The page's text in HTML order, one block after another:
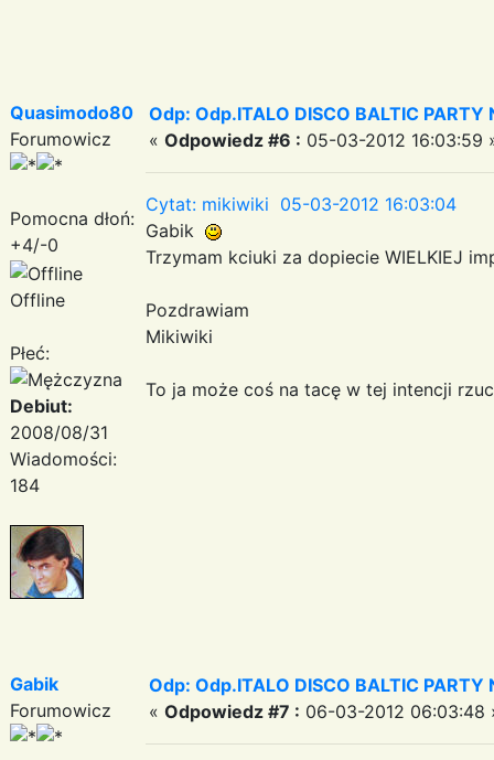
Quasimodo80
Forumowicz
Pomocna dłoń:
+4/-0
Offline
Płeć:
Debiut:
2008/08/31
Wiadomości:
184
Odp: Odp.ITALO DISCO BALTIC PARTY
« Odpowiedz #6 : 05-03-2012 16:03:59
Cytat: mikiwiki 05-03-2012 16:03:04
Gabik
Trzymam kciuki za dopiecie WIELKIEJ
Pozdrawiam
Mikiwiki
To ja może coś na tacę w tej intencji
Gabik
Forumowicz
Odp: Odp.ITALO DISCO BALTIC PARTY
« Odpowiedz #7 : 06-03-2012 06:03:48